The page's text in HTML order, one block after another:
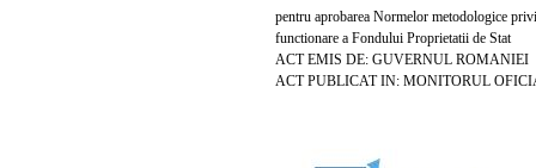
pentru aprobarea Normelor metodologice
functionare a Fondului Proprietatii de Stat
ACT EMIS DE: GUVERNUL ROMANIEI
ACT PUBLICAT IN: MONITORUL